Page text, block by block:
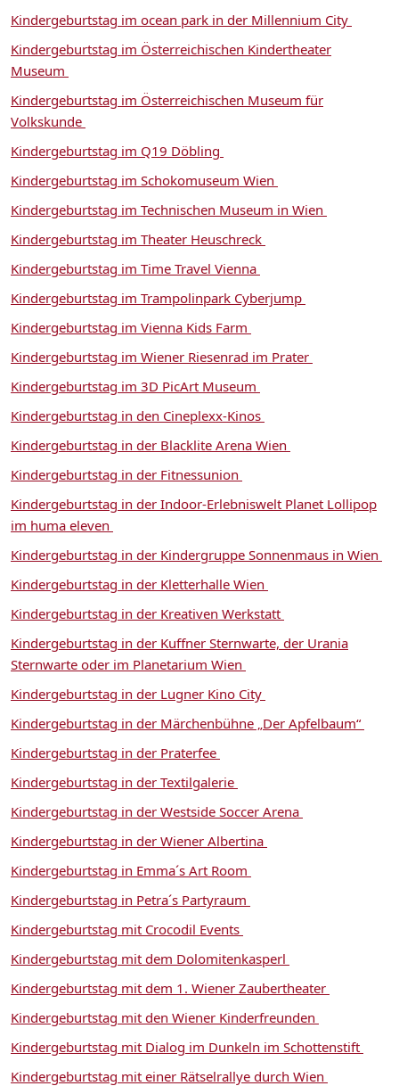
Kindergeburtstag im ocean park in der Millennium City
Kindergeburtstag im Österreichischen Kindertheater
Museum
Kindergeburtstag im Österreichischen Museum für
Volkskunde
Kindergeburtstag im Q19 Döbling
Kindergeburtstag im Schokomuseum Wien
Kindergeburtstag im Technischen Museum in Wien
Kindergeburtstag im Theater Heuschreck
Kindergeburtstag im Time Travel Vienna
Kindergeburtstag im Trampolinpark Cyberjump
Kindergeburtstag im Vienna Kids Farm
Kindergeburtstag im Wiener Riesenrad im Prater
Kindergeburtstag im 3D PicArt Museum
Kindergeburtstag in den Cineplexx-Kinos
Kindergeburtstag in der Blacklite Arena Wien
Kindergeburtstag in der Fitnessunion
Kindergeburtstag in der Indoor-Erlebniswelt Planet Lollipop
im huma eleven
Kindergeburtstag in der Kindergruppe Sonnenmaus in Wien
Kindergeburtstag in der Kletterhalle Wien
Kindergeburtstag in der Kreativen Werkstatt
Kindergeburtstag in der Kuffner Sternwarte, der Urania
Sternwarte oder im Planetarium Wien
Kindergeburtstag in der Lugner Kino City
Kindergeburtstag in der Märchenbühne „Der Apfelbaum“
Kindergeburtstag in der Praterfee
Kindergeburtstag in der Textilgalerie
Kindergeburtstag in der Westside Soccer Arena
Kindergeburtstag in der Wiener Albertina
Kindergeburtstag in Emma´s Art Room
Kindergeburtstag in Petra´s Partyraum
Kindergeburtstag mit Crocodil Events
Kindergeburtstag mit dem Dolomitenkasperl
Kindergeburtstag mit dem 1. Wiener Zaubertheater
Kindergeburtstag mit den Wiener Kinderfreunden
Kindergeburtstag mit Dialog im Dunkeln im Schottenstift
Kindergeburtstag mit einer Rätselrallye durch Wien